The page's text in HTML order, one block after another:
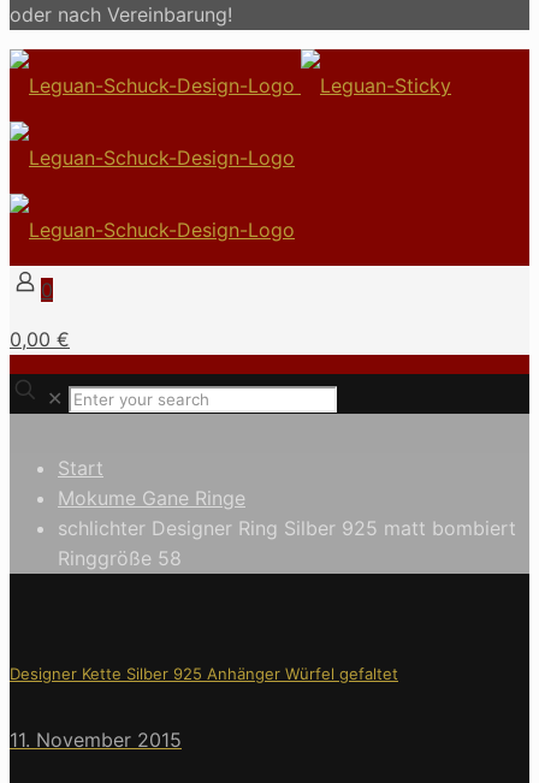
oder nach Vereinbarung!
0
0,00 €
✕
Start
Mokume Gane Ringe
schlichter Designer Ring Silber 925 matt bombiert
Ringgröße 58
Designer Kette Silber 925 Anhänger Würfel gefaltet
11. November 2015